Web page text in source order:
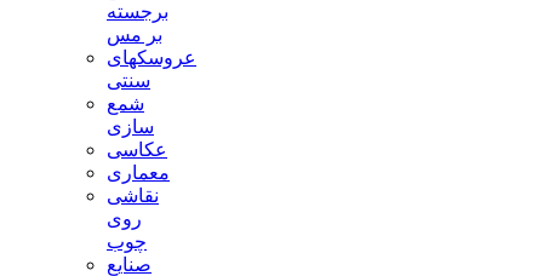
برجسته
بر مس
عروسکهای
سنتی
شمع
سازی
عکاسی
معماری
نقاشی
روی
چوب
صنایع